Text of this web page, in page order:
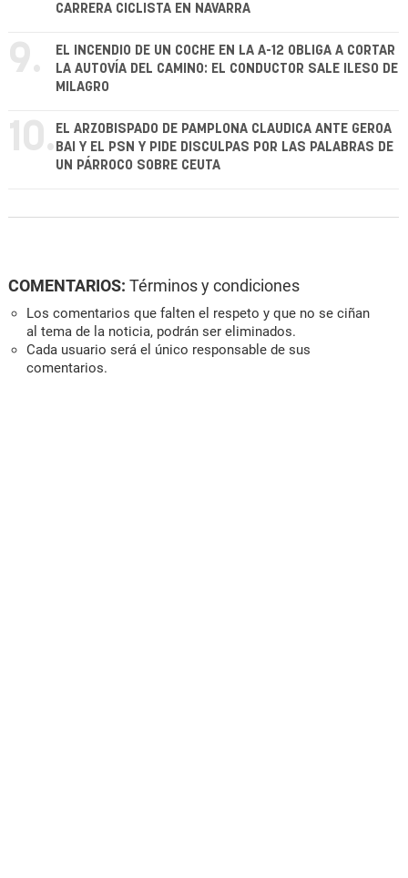
CARRERA CICLISTA EN NAVARRA
9.
EL INCENDIO DE UN COCHE EN LA A-12 OBLIGA A CORTAR
LA AUTOVÍA DEL CAMINO: EL CONDUCTOR SALE ILESO DE
MILAGRO
10. EL ARZOBISPADO DE PAMPLONA CLAUDICA ANTE GEROA
BAI Y EL PSN Y PIDE DISCULPAS POR LAS PALABRAS DE
UN PÁRROCO SOBRE CEUTA
COMENTARIOS: Términos y condiciones
Los comentarios que falten el respeto y que no se ciñan
al tema de la noticia, podrán ser eliminados.
Cada usuario será el único responsable de sus
comentarios.